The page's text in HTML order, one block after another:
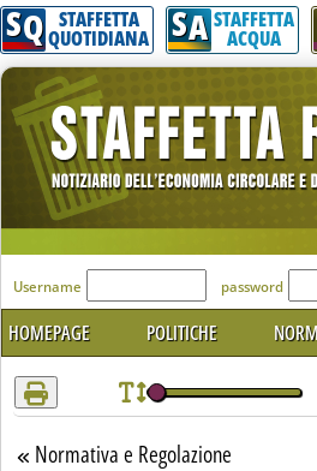
Attenzione! Esegui l'accesso per
SQ STAFFETTA
QUOTIDIANA SA STAFFETTA
ACQUA
'Modulo Login per
Username password
HOMEPAGE POLITICHE
Torna alla sezione
Normativa e Regolazione